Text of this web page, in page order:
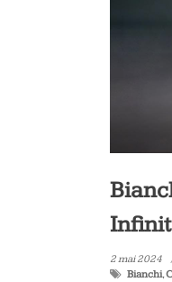
2 mai 2024
Bianchi,